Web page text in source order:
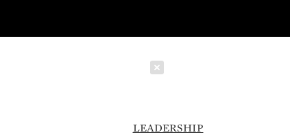
LEADERSHIP